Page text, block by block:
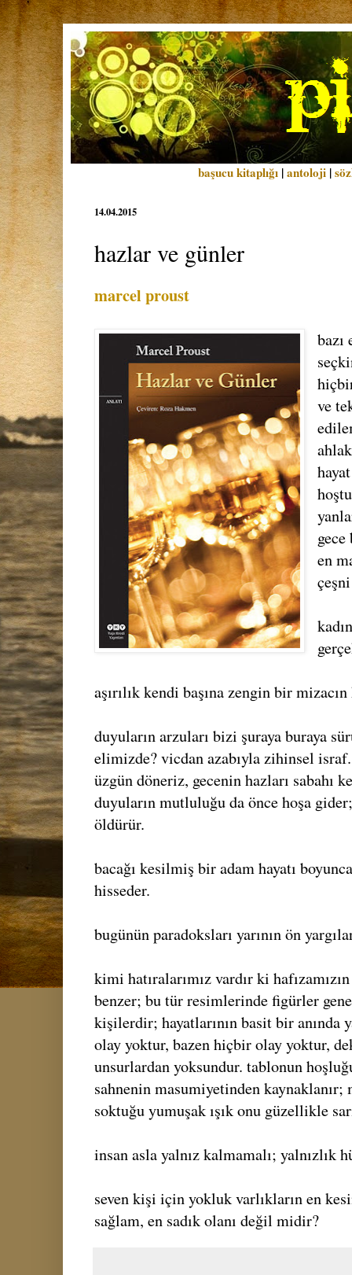
başucu kitaplığı |antoloji |
14.04.2015
hazlar ve günler
marcel proust
ve
en
aşırılık kendi başına zengin bir mizacın
duyuların arzuları bizi şuraya buraya
elimizde? vicdan azabıyla zihinsel
üzgün döneriz, gecenin hazları sabahı
duyuların mutluluğu da önce hoşa
öldürür.
bacağı kesilmiş bir adam hayatı
hisseder.
bugünün paradoksları yarının ön
kimi hatıralarımız vardır ki
benzer; bu tür resimlerinde figürler
kişilerdir; hayatlarının basit bir anında
olay yoktur, bazen hiçbir olay yoktur,
unsurlardan yoksundur. tablonun
sahnenin masumiyetinden kaynaklanır;
soktuğu yumuşak ışık onu güzellikle
insan asla yalnız kalmamalı; yalnızlık
seven kişi için yokluk varlıkların en
sağlam, en sadık olanı değil midir?